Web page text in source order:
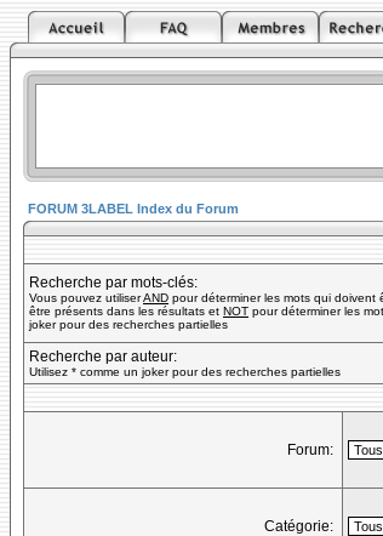
FORUM 3LABEL Index du Forum
Recherche par mots-clés:
Vous pouvez utiliserAND pour déterminer les mots qui doivent
être présents dans les résultats et NOT pour déterminer les
joker pour des recherches partielles
Recherche par auteur:
Utilisez * comme un joker pour des recherches partielles
Forum:
Catégorie: